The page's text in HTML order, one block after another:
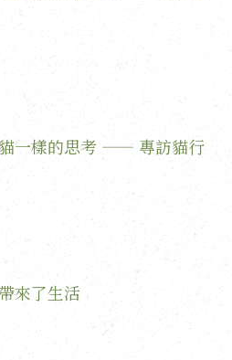
一樣的思考 —— 專訪貓行
來了生活